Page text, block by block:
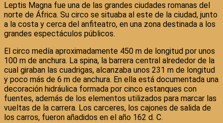
Leptis Magna fue una de las grandes ciudades romanas del
norte de África. Su circo se situaba al este de la ciudad, junto
a la costa y cerca del anfiteatro, en una zona destinada a los
grandes espectáculos públicos.
El circo medía aproximadamente 450 m de longitud por unos
100 m de anchura. La spina, la barrera central alrededor de la
cual giraban las cuadrigas, alcanzaba unos 231 m de longitud
y poco más de 6 m de anchura. En ella está documentada una
decoración hidráulica formada por cinco estanques con
fuentes, además de los elementos utilizados para marcar las
vueltas de la carrera. Los carceres, los cajones de salida de
los carros, fueron añadidos en el año 162 d. C.